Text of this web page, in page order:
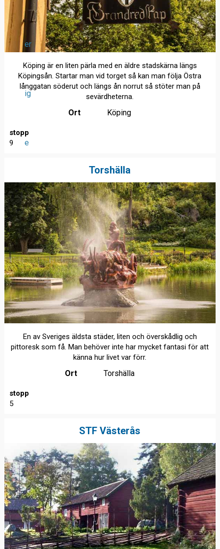
er
ig
e
Köping är en liten pärla med en äldre stadskärna längs
Köpingsån. Startar man vid torget så kan man följa Östra
långgatan söderut och längs ån norrut så stöter man på
sevärdheterna.
Ort Köping
stopp
9
Torshälla
En av Sveriges äldsta städer, liten och överskådlig och
pittoresk som få. Man behöver inte har mycket fantasi för att
känna hur livet var förr.
Ort Torshälla
stopp
5
STF Västerås